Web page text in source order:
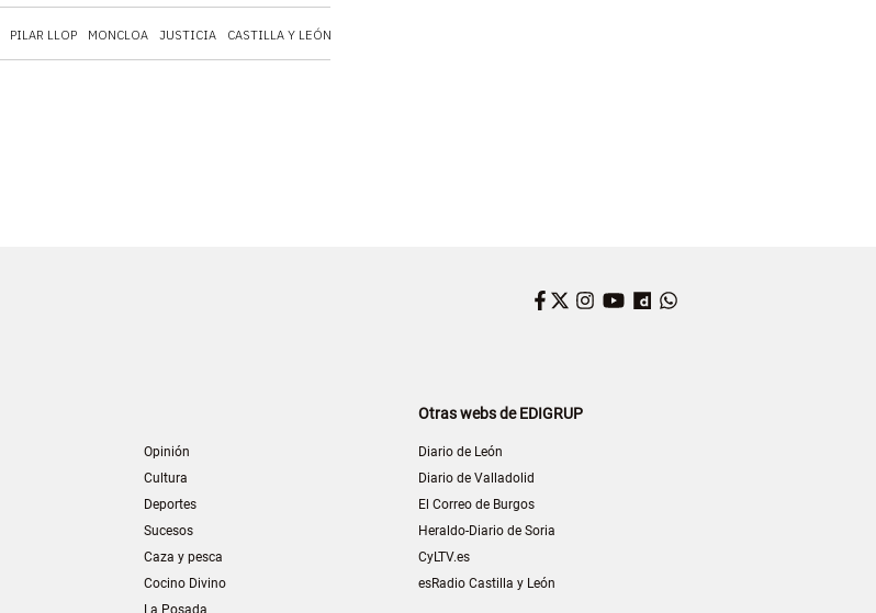
PILAR LLOP MONCLOA JUSTICIA CASTILLA Y LEÓN
Facebook
Twitter
Instagram
YouTube
Dailymotion
Opinión
Cultura
Deportes
Sucesos
Caza y pesca
Cocino Divino
La Posada
Otras webs de EDIGRUP
Diario de León
Diario de Valladolid
El Correo de Burgos
Heraldo-Diario de Soria
CyLTV.es
esRadio Castilla y León